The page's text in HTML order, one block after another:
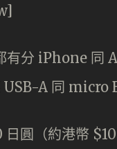
有分 iPhone
A 同 micro
日圓（約港幣